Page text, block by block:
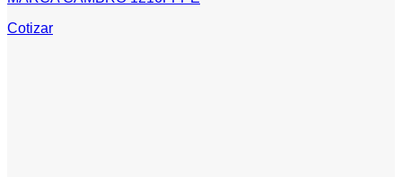
Cotizar